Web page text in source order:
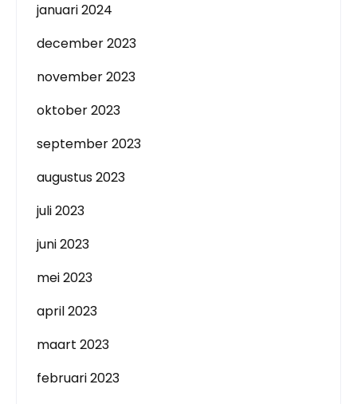
januari 2024
december 2023
november 2023
oktober 2023
september 2023
augustus 2023
juli 2023
juni 2023
mei 2023
april 2023
maart 2023
februari 2023